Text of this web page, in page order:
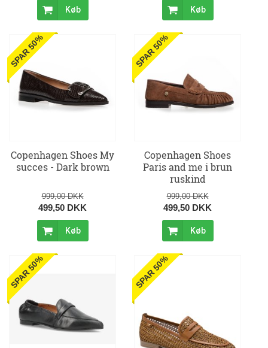
Køb Køb
SPAR 50%
Copenhagen Shoes My
succes - Dark brown
999,00 DKK
499,50 DKK
Køb
SPAR 50%
Copenhagen Shoes
Paris and me i brun
ruskind
999,00 DKK
499,50 DKK
Køb
SPAR 50% SPAR 50%